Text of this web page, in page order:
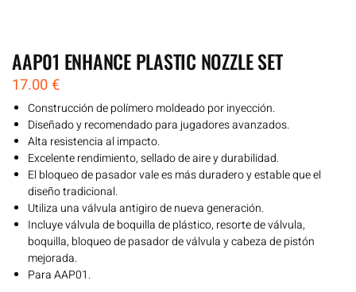
AAP01 ENHANCE PLASTIC NOZZLE SET
17.00€
Construcción de polímero moldeado por inyección.
Diseñado y recomendado para jugadores avanzados.
Alta resistencia al impacto.
Excelente rendimiento, sellado de aire y durabilidad.
El bloqueo de pasador vale es más duradero y estable que el
diseño tradicional.
Utiliza una válvula antigiro de nueva generación.
Incluye válvula de boquilla de plástico, resorte de válvula,
boquilla, bloqueo de pasador de válvula y cabeza de pistón
mejorada.
Para AAP01.